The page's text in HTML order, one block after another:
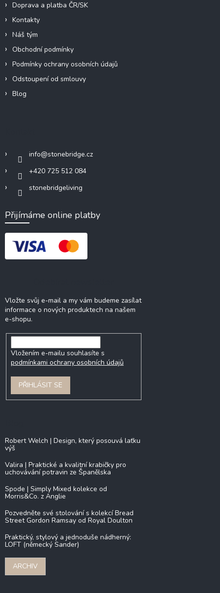
Doprava a platba ČR/SK
Kontakty
Náš tým
Obchodní podmínky
Podmínky ochrany osobních údajů
Odstoupení od smlouvy
Blog
info@stonebridge.cz
+420 725 512 084
stonebridgeliving
Přijímáme online platby
Vložte svůj e-mail a my vám budeme zasílat
informace o nových produktech na našem
e-shopu.
Vložením e-mailu souhlasíte s
podmínkami ochrany osobních údajů
PŘIHLÁSIT SE
Robert Welch | Design, který posouvá laťku
výš
Valira | Praktické a kvalitní krabičky pro
uchovávání potravin ze Španělska
Spode | Simply Mixed kolekce od
Morris&Co. z Anglie
Pozvedněte své stolování s kolekcí Bread
Street Gordon Ramsay od Royal Doulton
Praktický, stylový a jednoduše nádherný:
LOFT (německý Sander)
ARCHIV